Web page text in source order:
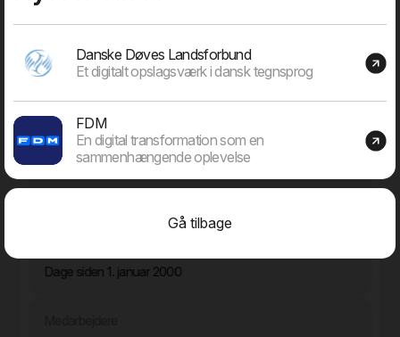
den vigtigste opgave at vælge det rigtige projekt.
Dage "in business"
Dage siden 1. januar 2000
Danske Døves Landsforbund
Et digitalt opslagsværk i dansk tegnsprog
FDM
En digital transformation som en
sammenhængende oplevelse
Gå tilbage